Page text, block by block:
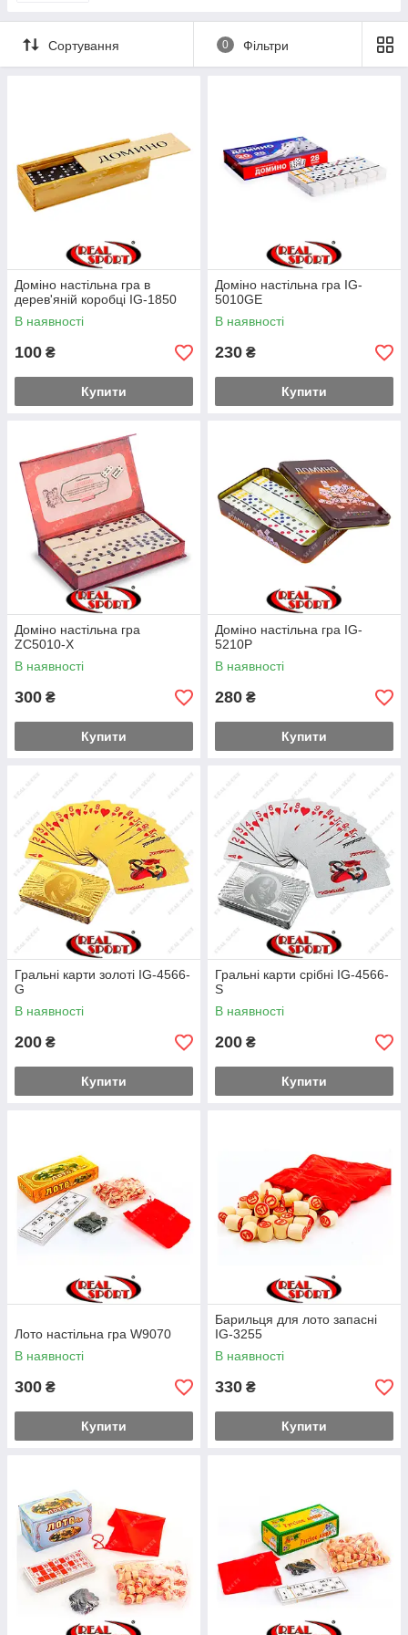
Сортування 0 Фільтри
Доміно настільна гра в
дерев'яній коробці IG-1850
В наявності
100 ₴
Купити
Доміно настільна гра IG-
5010GE
В наявності
230 ₴
Купити
Доміно настільна гра
ZC5010-X
В наявності
300 ₴
Купити
Доміно настільна гра IG-
5210P
В наявності
280 ₴
Купити
Гральні карти золоті IG-4566-
G
В наявності
200 ₴
Купити
Гральні карти срібні IG-4566-
S
В наявності
200 ₴
Купити
Лото настільна гра W9070
В наявності
300 ₴
Купити
Барильця для лото запасні
IG-3255
В наявності
330 ₴
Купити